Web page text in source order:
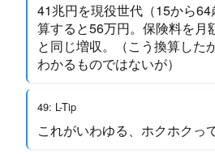
41兆円を現役世代（15から
算すると56万円。保険料を月
と同じ増収。（こう換算した
わかるものではないが）
49: L-Tip
これがいわゆる、ホクホクっ